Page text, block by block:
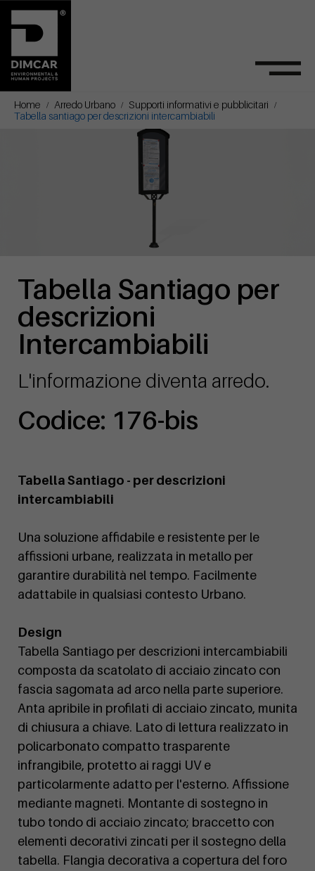
Home Arredo Urbano
Supporti informativi e pubblicitari
Tabella santiago per descrizioni intercambiabili
Tabella Santiago per
descrizioni
Intercambiabili
L'informazione diventa arredo.
Codice: 176-bis
Tabella Santiago - per descrizioni
intercambiabili
Una soluzione affidabile e resistente per le
affissioni urbane, realizzata in metallo per
garantire durabilità nel tempo. Facilmente
adattabile in qualsiasi contesto Urbano.
Design
Tabella Santiago per descrizioni intercambiabili
composta da scatolato di acciaio zincato con
fascia sagomata ad arco nella parte superiore.
Anta apribile in profilati di acciaio zincato, munita
di chiusura a chiave. Lato di lettura realizzato in
policarbonato compatto trasparente
infrangibile, protetto ai raggi UV e
particolarmente adatto per l'esterno. Affissione
mediante magneti. Montante di sostegno in
tubo tondo di acciaio zincato; braccetto con
elementi decorativi zincati per il sostegno della
tabella. Flangia decorativa a copertura del foro